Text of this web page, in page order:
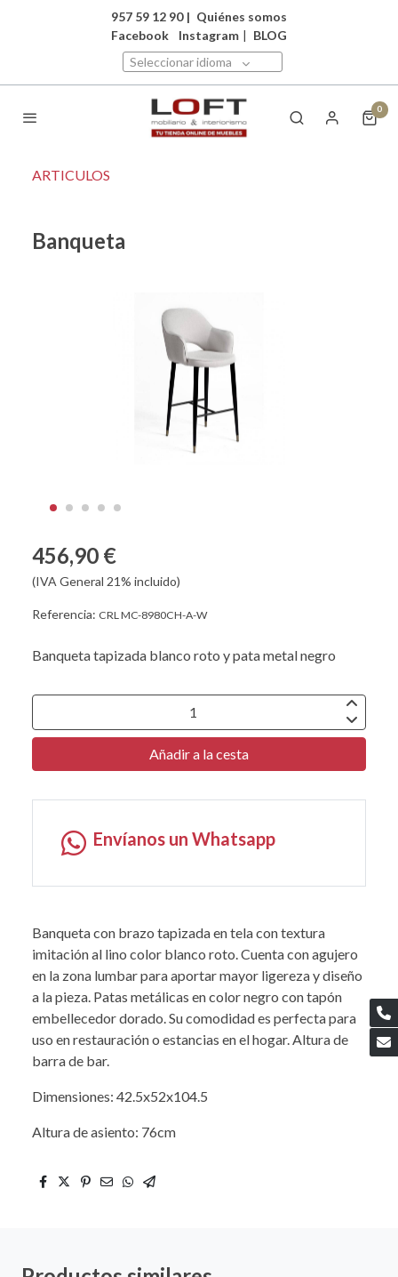
957 59 12 90 | Quiénes somos
Facebook
Instagram | BLOG
Seleccionar idioma
0
ARTICULOS
Banqueta
456,90 €
(IVA General 21% incluido)
Referencia: CRL MC-8980CH-A-W
Banqueta tapizada blanco roto y pata metal negro
Añadir a la cesta
Envíanos un Whatsapp
Banqueta con brazo tapizada en tela con textura
imitación al lino color blanco roto. Cuenta con agujero
en la zona lumbar para aportar mayor ligereza y diseño
a la pieza. Patas metálicas en color negro con tapón
embellecedor dorado. Su comodidad es perfecta para
uso en restauración o estancias en el hogar. Altura de
barra de bar.
Dimensiones: 42.5x52x104.5
Altura de asiento: 76cm